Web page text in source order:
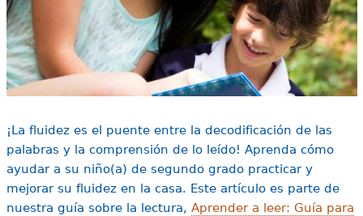
¡La fluidez es el puente entre la decodificación de las
palabras y la comprensión de lo leído! Aprenda cómo
ayudar a su niño(a) de segundo grado practicar y
mejorar su fluidez en la casa. Este artículo es parte de
nuestra guía sobre la lectura, Aprender a leer: Guía para